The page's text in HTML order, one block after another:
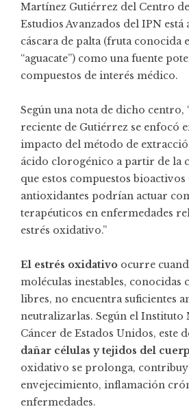
Martínez Gutiérrez del Centro
Estudios Avanzados del IPN está
cáscara de palta (fruta conocida
“aguacate”) como una fuente
compuestos de interés médico.
Según una nota de dicho centro,
reciente de Gutiérrez se enfocó
impacto del método de
ácido clorogénico a partir de la
que estos compuestos
antioxidantes podrían actuar
terapéuticos en enfermedades
estrés oxidativo.”
El estrés oxidativo ocurre
moléculas inestables, conocidas
libres, no encuentra suficientes
neutralizarlas. Según el Instituto
Cáncer de Estados Unidos, este
dañar células y tejidos del
oxidativo se prolonga,
envejecimiento, inflamación
enfermedades.